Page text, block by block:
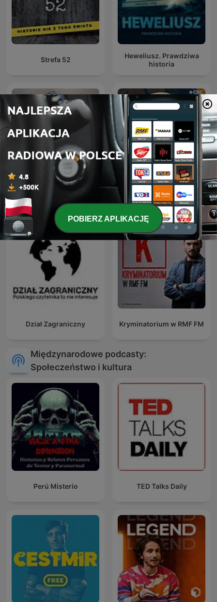
Strefa 52
Heweliusz. Prawdziwa
historia
Czarnobyl. Prawdziwa
Q with Tom Power
Dział Zagraniczny Kryminatorium w RMF FM
Międzynarodowe podcasty:
Społeczeństwo i kultura
Perú Misterio TED Talks Daily
POBIERZ APLIKACJĘ